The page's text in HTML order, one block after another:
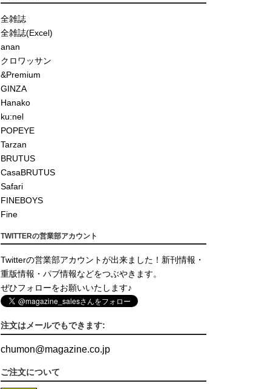
全雑誌
全雑誌(Excel)
anan
クロワッサン
&Premium
GINZA
Hanako
ku:nel
POPEYE
Tarzan
BRUTUS
CasaBRUTUS
Safari
FINEBOYS
Fine
TWITTERの営業部アカウント
Twitterの営業部アカウントが出来ました！新刊情報・
重版情報・パブ情報などをつぶやきます。
ぜひフォローをお願いいたします♪
注文はメールでもできます:
chumon@magazine.co.jp
ご注文について